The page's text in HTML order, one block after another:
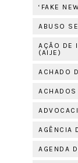
‘FAKE
ABUSO
AÇÃO DE
(AIJE)
ACHADO
AGÊNCIA
AGENDA